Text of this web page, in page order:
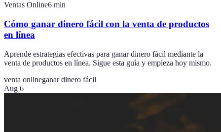
Ventas Online6 min
Cómo ganar dinero fácil con la venta de productos
en línea
Aprende estrategias efectivas para ganar dinero fácil mediante la
venta de productos en línea. Sigue esta guía y empieza hoy mismo.
venta onlineganar dinero fácil
Aug 6